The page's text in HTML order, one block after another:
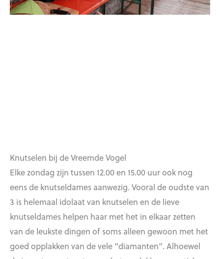
Knutselen bij de Vreemde Vogel
Elke zondag zijn tussen 12.00 en 15.00 uur ook nog
eens de knutseldames aanwezig. Vooral de oudste van
3 is helemaal idolaat van knutselen en de lieve
knutseldames helpen haar met het in elkaar zetten
van de leukste dingen of soms alleen gewoon met het
goed opplakken van de vele “diamanten”. Alhoewel